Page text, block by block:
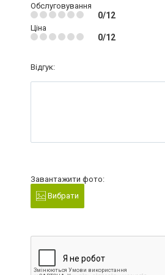
Обслуговування
0/12
Ціна
0/12
Відгук:
Завантажити фото:
Вибрати